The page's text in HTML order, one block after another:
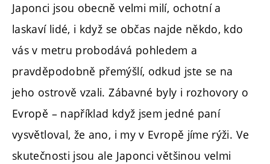
Japonci jsou obecně velmi milí, ochotní a
laskaví lidé, i když se občas najde někdo, kdo
vás v metru probodává pohledem a
pravděpodobně přemýšlí, odkud jste se na
jeho ostrově vzali. Zábavné byly i rozhovory o
Evropě – například když jsem jedné paní
vysvětloval, že ano, i my v Evropě jíme rýži. Ve
skutečnosti jsou ale Japonci většinou velmi